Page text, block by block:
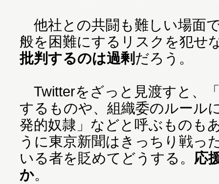
他社との共闘も難しい場面
般を困難にするリスクを犯せ
批判するのは過剰 だろう。
Twitterをざっと見渡すと、
するものや、組織委のルール
発的奴隷」などと呼ぶものも
うに東京新聞はきっちり戦っ
いる者を貶めてどうする。 応
か。